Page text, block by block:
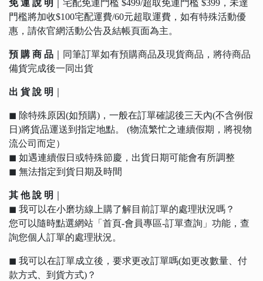
免 運 說 明
｜宅配免運門檻 $499/超取免運門檻 $399，未達
門檻將加收$100宅配運費/60元超取運費，如有特殊活動優
惠，請依官網活動公告及結帳頁面為主。
預 購 商 品 ｜同筆訂單如有預購商品及現貨商品，將待商品
備貨完成後一同出貨
出 貨 說 明
◼︎ 除特殊原因(如預購)，一般在訂單確認後三天內(不含例假
日)將貨品運送到指定地點。 (物流繁忙之連續假期，將視物
流公司而定）
◼︎ 如遇連續假日或特殊節慶，出貨日期可能會有所調整
◼︎ 無法指定到貨日期及時間
其 他 說 明
◼︎ 我可以在小磨坊線上購了解目前訂單的處理狀況嗎？
您可以隨時點選網站「首頁-會員專區-訂單查詢」功能，查
詢您個人訂單的處理狀況。
◼︎ 我可以在訂單成立後，要求更改訂單嗎(如更改數量、付
款方式、到貨方式)？